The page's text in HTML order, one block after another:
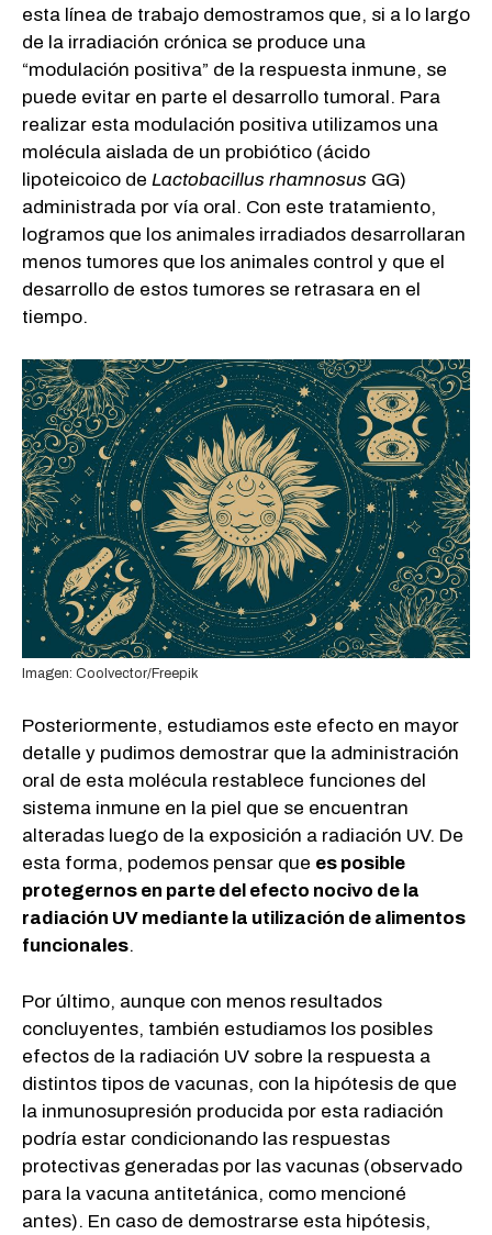
esta línea de trabajo demostramos que, si a lo largo
de la irradiación crónica se produce una
“modulación positiva” de la respuesta inmune, se
puede evitar en parte el desarrollo tumoral. Para
realizar esta modulación positiva utilizamos una
molécula aislada de un probiótico (ácido
lipoteicoico de Lactobacillus rhamnosus GG)
administrada por vía oral. Con este tratamiento,
logramos que los animales irradiados desarrollaran
menos tumores que los animales control y que el
desarrollo de estos tumores se retrasara en el
tiempo.
Imagen: Coolvector/Freepik
Posteriormente, estudiamos este efecto en mayor
detalle y pudimos demostrar que la administración
oral de esta molécula restablece funciones del
sistema inmune en la piel que se encuentran
alteradas luego de la exposición a radiación UV. De
esta forma, podemos pensar que es posible
protegernos en parte del efecto nocivo de la
radiación UV mediante la utilización de alimentos
funcionales.
Por último, aunque con menos resultados
concluyentes, también estudiamos los posibles
efectos de la radiación UV sobre la respuesta a
distintos tipos de vacunas, con la hipótesis de que
la inmunosupresión producida por esta radiación
podría estar condicionando las respuestas
protectivas generadas por las vacunas (observado
para la vacuna antitetánica, como mencioné
antes). En caso de demostrarse esta hipótesis,